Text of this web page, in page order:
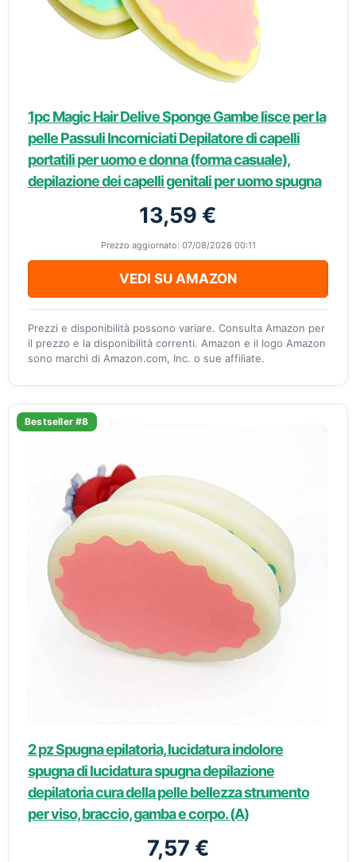
1pc Magic Hair Delive Sponge Gambe lisce per la
pelle Passuli Incorniciati Depilatore di capelli
portatili per uomo e donna (forma casuale),
depilazione dei capelli genitali per uomo spugna
13,59 €
Prezzo aggiornato: 07/08/2026 00:11
VEDI SU AMAZON
Prezzi e disponibilità possono variare. Consulta Amazon per
il prezzo e la disponibilità correnti. Amazon e il logo Amazon
sono marchi di Amazon.com, Inc. o sue affiliate.
Bestseller #8
2 pz Spugna epilatoria, lucidatura indolore
spugna di lucidatura spugna depilazione
depilatoria cura della pelle bellezza strumento
per viso, braccio, gamba e corpo. (A)
7,57 €